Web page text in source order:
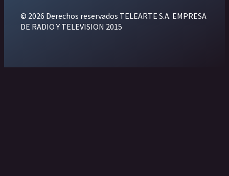
© 2026 Derechos reservados TELEARTE S.A. EMPRESA
DE RADIO Y TELEVISION 2015